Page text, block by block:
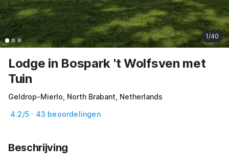
1/40
Lodge in Bospark 't Wolfsven met
Tuin
Geldrop-Mierlo, North Brabant, Netherlands
4.2/5 · 43 beoordelingen
Beschrijving